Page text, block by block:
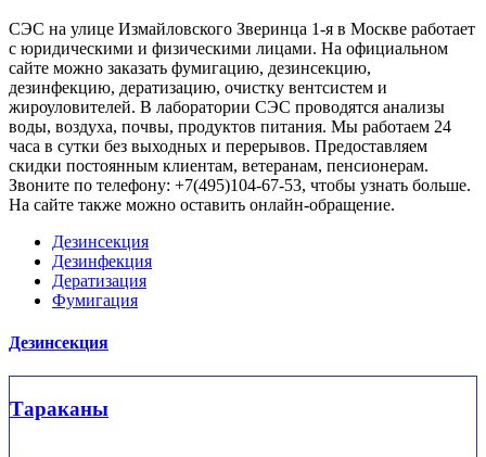
СЭС на улице Измайловского Зверинца 1-я в Москве работает
с юридическими и физическими лицами. На официальном
сайте можно заказать фумигацию, дезинсекцию,
дезинфекцию, дератизацию, очистку вентсистем и
жироуловителей. В лаборатории СЭС проводятся анализы
воды, воздуха, почвы, продуктов питания. Мы работаем 24
часа в сутки без выходных и перерывов. Предоставляем
скидки постоянным клиентам, ветеранам, пенсионерам.
Звоните по телефону: +7(495)104-67-53, чтобы узнать больше.
На сайте также можно оставить онлайн-обращение.
Дезинсекция
Дезинфекция
Дератизация
Фумигация
Дезинсекция
Тараканы